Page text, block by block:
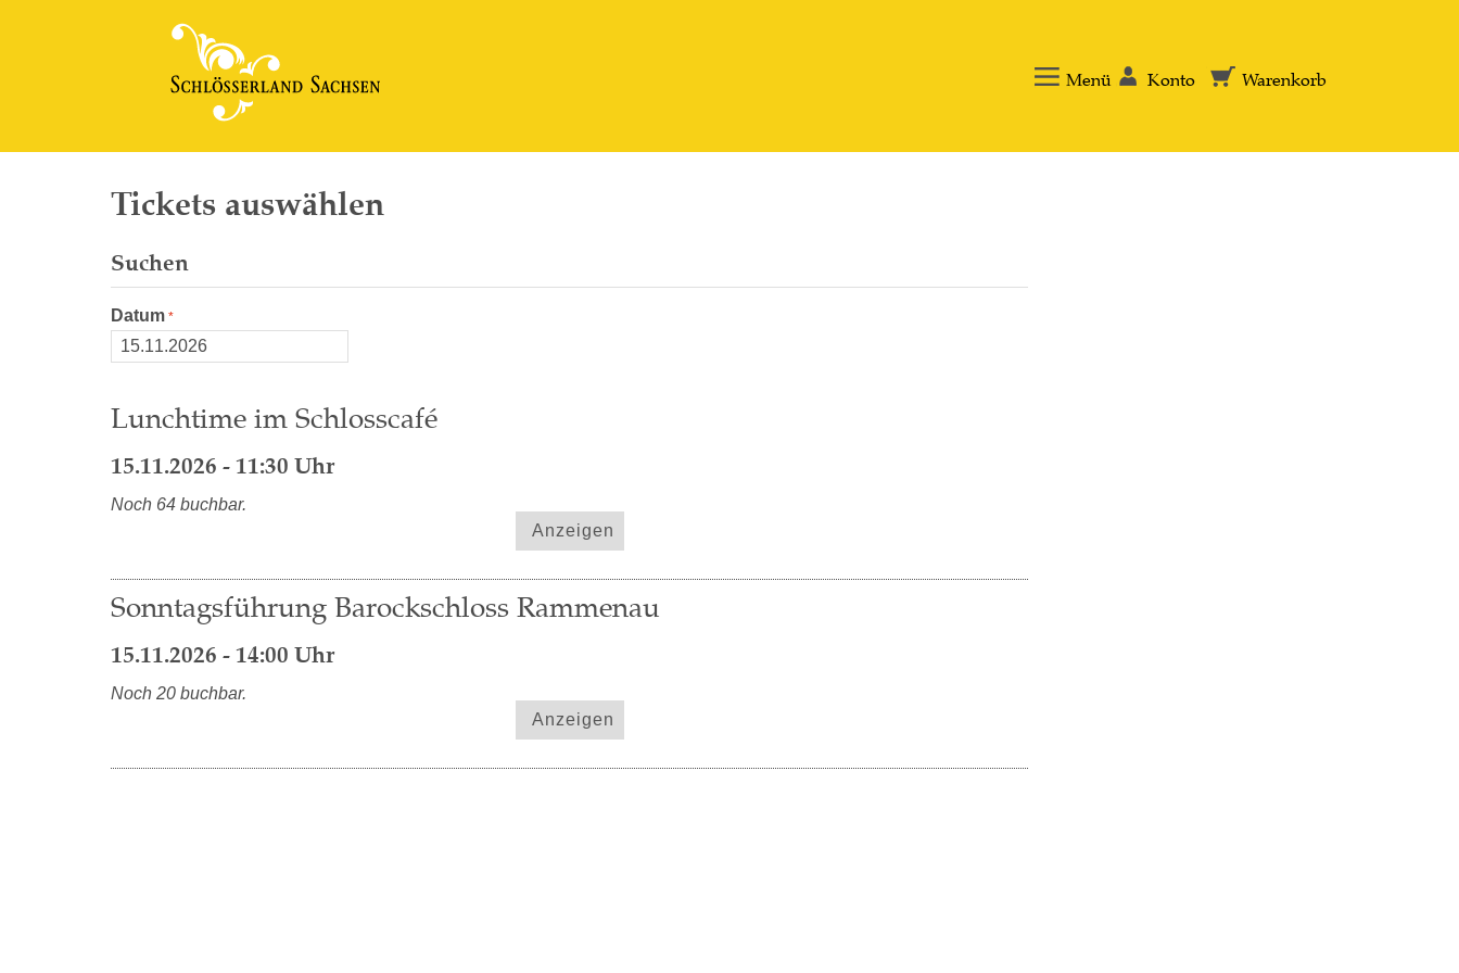
Menü Konto Warenkorb
Tickets auswählen
Suchen
Datum
Lunchtime im Schlosscafé
15.11.2026 - 11:30 Uhr
Noch 64 buchbar.
Anzeigen
Sonntagsführung Barockschloss Rammenau
15.11.2026 - 14:00 Uhr
Noch 20 buchbar.
Anzeigen